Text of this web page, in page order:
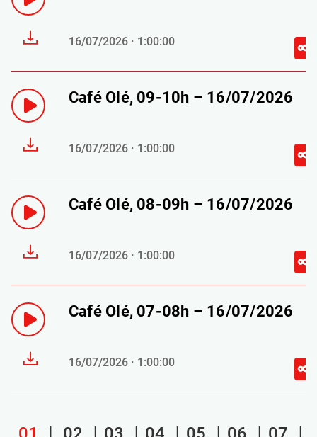
16/07/2026 · 1:00:00
Café Olé, 09-10h – 16/07/2026
16/07/2026 · 1:00:00
Café Olé, 08-09h – 16/07/2026
16/07/2026 · 1:00:00
Café Olé, 07-08h – 16/07/2026
16/07/2026 · 1:00:00